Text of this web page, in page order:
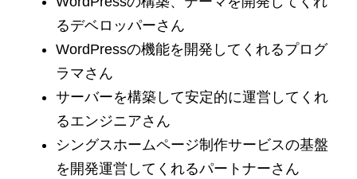
るデベロッパーさん
WordPressの機能を開発してくれるプログ
ラマさん
サーバーを構築して安定的に運営してくれ
るエンジニアさん
シングスホームページ制作サービスの基盤
を開発運営してくれるパートナーさん